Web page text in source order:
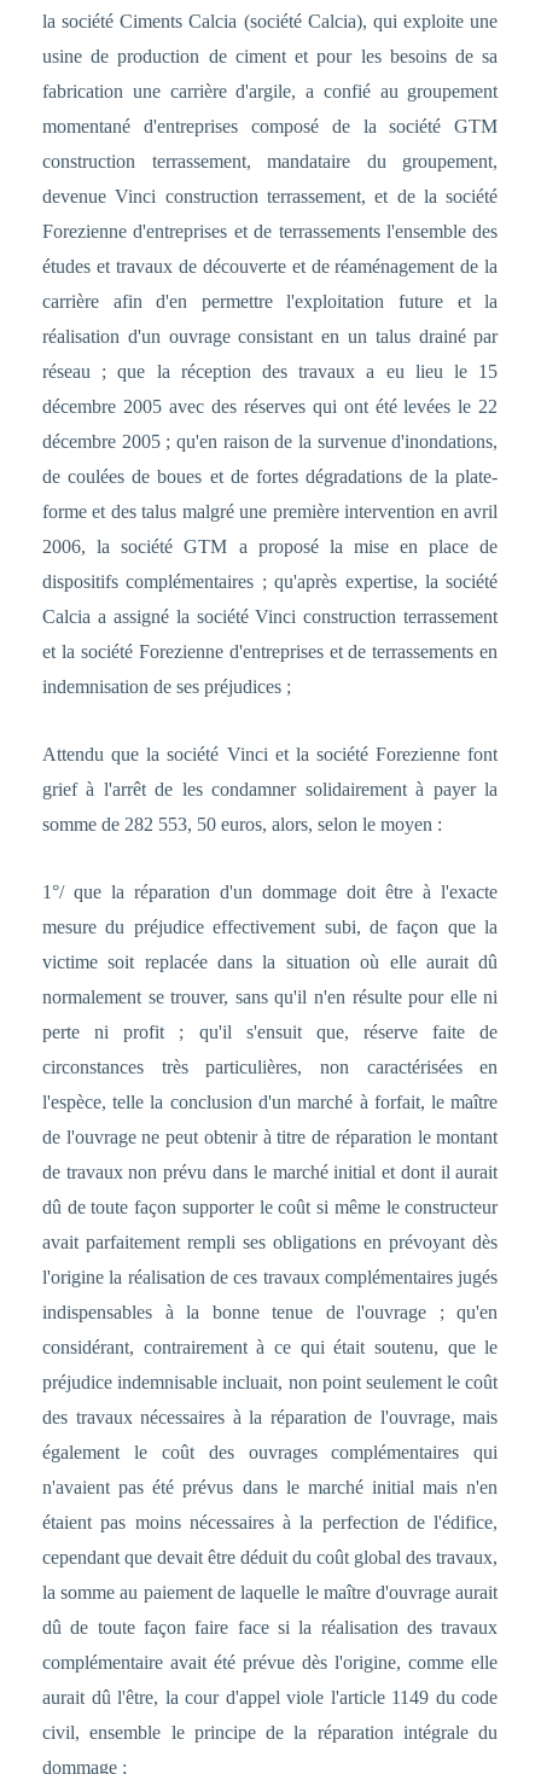
la société Ciments Calcia (société Calcia), qui exploite une
usine de production de ciment et pour les besoins de sa
fabrication une carrière d'argile, a confié au groupement
momentané d'entreprises composé de la société GTM
construction terrassement, mandataire du groupement,
devenue Vinci construction terrassement, et de la société
Forezienne d'entreprises et de terrassements l'ensemble des
études et travaux de découverte et de réaménagement de la
carrière afin d'en permettre l'exploitation future et la
réalisation d'un ouvrage consistant en un talus drainé par
réseau ; que la réception des travaux a eu lieu le 15
décembre 2005 avec des réserves qui ont été levées le 22
décembre 2005 ; qu'en raison de la survenue d'inondations,
de coulées de boues et de fortes dégradations de la plate-
forme et des talus malgré une première intervention en avril
2006, la société GTM a proposé la mise en place de
dispositifs complémentaires ; qu'après expertise, la société
Calcia a assigné la société Vinci construction terrassement
et la société Forezienne d'entreprises et de terrassements en
indemnisation de ses préjudices ;
Attendu que la société Vinci et la société Forezienne font
grief à l'arrêt de les condamner solidairement à payer la
somme de 282 553, 50 euros, alors, selon le moyen :
1°/ que la réparation d'un dommage doit être à l'exacte
mesure du préjudice effectivement subi, de façon que la
victime soit replacée dans la situation où elle aurait dû
normalement se trouver, sans qu'il n'en résulte pour elle ni
perte ni profit ; qu'il s'ensuit que, réserve faite de
circonstances très particulières, non caractérisées en
l'espèce, telle la conclusion d'un marché à forfait, le maître
de l'ouvrage ne peut obtenir à titre de réparation le montant
de travaux non prévu dans le marché initial et dont il aurait
dû de toute façon supporter le coût si même le constructeur
avait parfaitement rempli ses obligations en prévoyant dès
l'origine la réalisation de ces travaux complémentaires jugés
indispensables à la bonne tenue de l'ouvrage ; qu'en
considérant, contrairement à ce qui était soutenu, que le
préjudice indemnisable incluait, non point seulement le coût
des travaux nécessaires à la réparation de l'ouvrage, mais
également le coût des ouvrages complémentaires qui
n'avaient pas été prévus dans le marché initial mais n'en
étaient pas moins nécessaires à la perfection de l'édifice,
cependant que devait être déduit du coût global des travaux,
la somme au paiement de laquelle le maître d'ouvrage aurait
dû de toute façon faire face si la réalisation des travaux
complémentaire avait été prévue dès l'origine, comme elle
aurait dû l'être, la cour d'appel viole l'article 1149 du code
civil, ensemble le principe de la réparation intégrale du
dommage ;